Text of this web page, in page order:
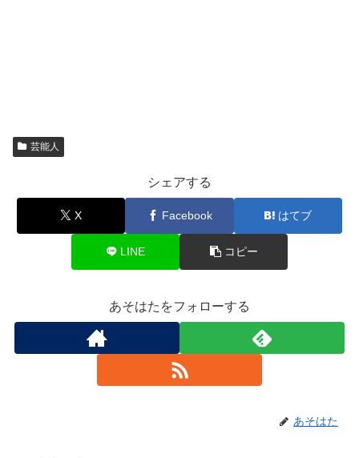
芸能人
シェアする
X Facebook はてブ
LINE コピー
あそはたをフォローする
あそはた